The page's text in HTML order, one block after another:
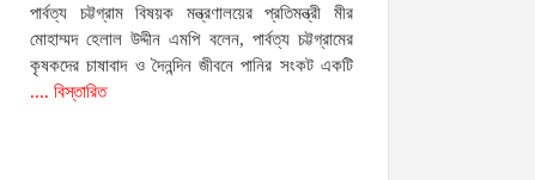
পার্বত্য চট্টগ্রাম বিষয়ক মন্ত্রণালয়ের প্রতিমন্ত্রী মীর
মোহাম্মদ হেলাল উদ্দীন এমপি বলেন, পার্বত্য চট্টগ্রামের
কৃষকদের চাষাবাদ ও দৈনন্দিন জীবনে পানির সংকট একটি
.... বিস্তারিত